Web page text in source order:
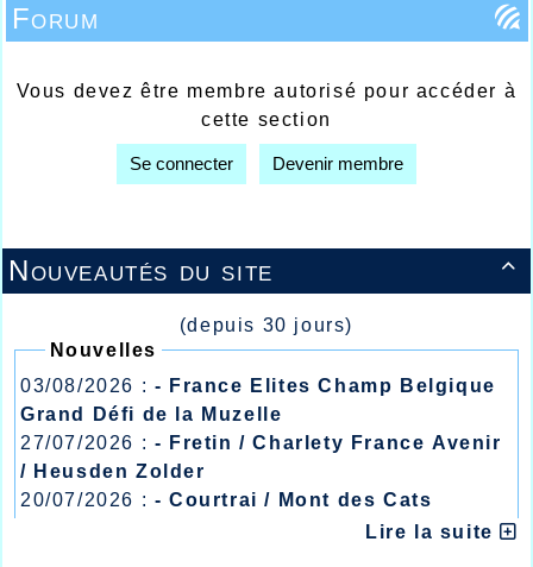

Nouveautés du site
(depuis 30 jours)
Nouvelles
03/08/2026 : - France Elites Champ Belgique
Grand Défi de la Muzelle
27/07/2026 : - Fretin / Charlety France Avenir
/ Heusden Zolder
20/07/2026 : - Courtrai / Mont des Cats
- Lyon / Meeting Abeilles /Lire la suite
Forum
Vous devez être membre autorisé pour accéder à
cette section
Se connecter Devenir membre